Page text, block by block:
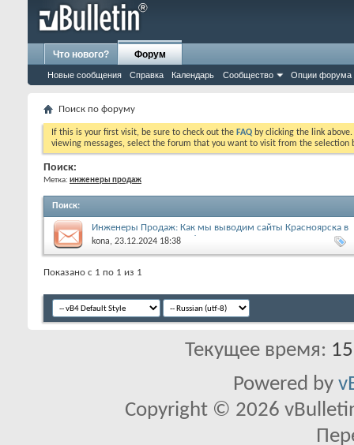
Что нового? Форум
Новые сообщения Справка Календарь Сообщество Опции форума
Поиск по форуму
If this is your first visit, be sure to check out the FAQ by clicking the link
viewing messages, select the forum that you want to visit from the selection
Поиск:
Метка: инженеры продаж
Поиск:
Инженеры Продаж: Как мы выводим сайты Красноярска в
ТОП и превращаем трафик в продажи
kona, 23.12.2024 18:38
Показано с 1 по 1 из 1
Текущее время:
Powered by
Copyright © 2026